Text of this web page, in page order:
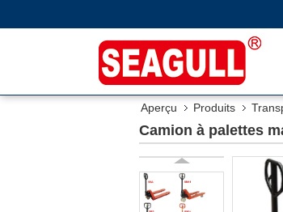
Aperçu Produits
Camion à palettes